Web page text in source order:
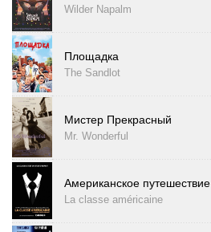
Wilder Napalm
Площадка
The Sandlot
Мистер Прекрасный
Mr. Wonderful
Американское путешествие
La classe américaine